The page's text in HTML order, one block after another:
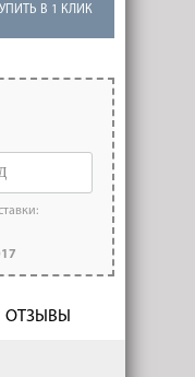
В 1 КЛИК
ОТЗЫВЫ